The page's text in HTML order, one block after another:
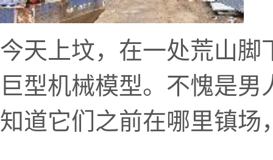
今天上坟，在一处荒山脚
巨型机械模型。不愧是
知道它们之前在哪里镇场